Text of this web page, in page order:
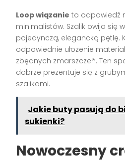
Loop wiązanie to odpowiedź
minimalistów. Szalik owija się
pojedynczą, elegancką pętlę.
odpowiednie ułożenie
zbędnych zmarszczeń. Ten
dobrze prezentuje się z
szalikami.
Jakie buty pasują do
sukienki?
Nowoczesny